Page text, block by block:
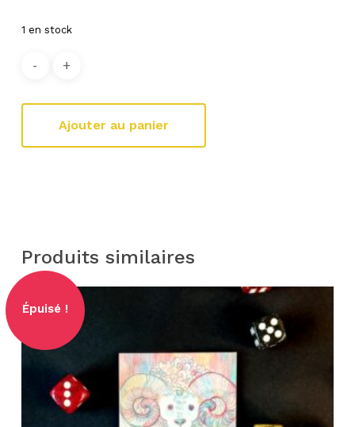
1 en stock
Ajouter au panier
Produits similaires